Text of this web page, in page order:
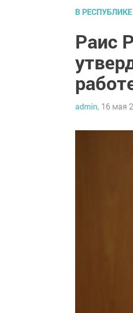
В РЕСПУБЛИКЕ
Раис
admin, 16 мая